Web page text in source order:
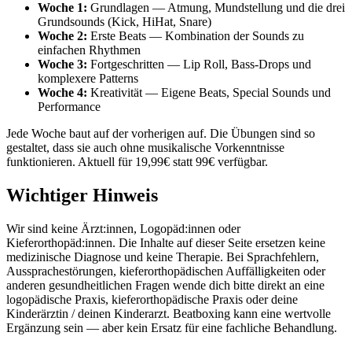
Woche 1: Grundlagen — Atmung, Mundstellung und die drei
Grundsounds (Kick, HiHat, Snare)
Woche 2: Erste Beats — Kombination der Sounds zu
einfachen Rhythmen
Woche 3: Fortgeschritten — Lip Roll, Bass-Drops und
komplexere Patterns
Woche 4: Kreativität — Eigene Beats, Special Sounds und
Performance
Jede Woche baut auf der vorherigen auf. Die Übungen sind so
gestaltet, dass sie auch ohne musikalische Vorkenntnisse
funktionieren. Aktuell für 19,99€ statt 99€ verfügbar.
Wichtiger Hinweis
Wir sind keine Ärzt:innen, Logopäd:innen oder
Kieferorthopäd:innen. Die Inhalte auf dieser Seite ersetzen keine
medizinische Diagnose und keine Therapie. Bei Sprachfehlern,
Aussprachestörungen, kieferorthopädischen Auffälligkeiten oder
anderen gesundheitlichen Fragen wende dich bitte direkt an eine
logopädische Praxis, kieferorthopädische Praxis oder deine
Kinderärztin / deinen Kinderarzt. Beatboxing kann eine wertvolle
Ergänzung sein — aber kein Ersatz für eine fachliche Behandlung.